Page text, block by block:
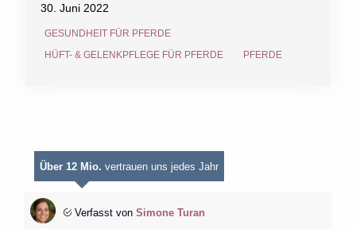
30. Juni 2022
GESUNDHEIT FÜR PFERDE
HÜFT- & GELENKPFLEGE FÜR PFERDE
PFERDE
Über 12 Mio. vertrauen uns jedes Jahr
Verfasst von Simone Turan